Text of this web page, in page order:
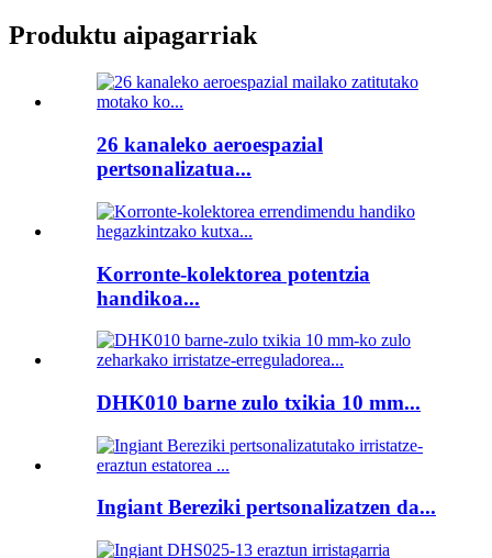
Produktu aipagarriak
26 kanaleko aeroespazial
pertsonalizatua...
Korronte-kolektorea potentzia
handikoa...
DHK010 barne zulo txikia 10 mm...
Ingiant Bereziki pertsonalizatzen da...